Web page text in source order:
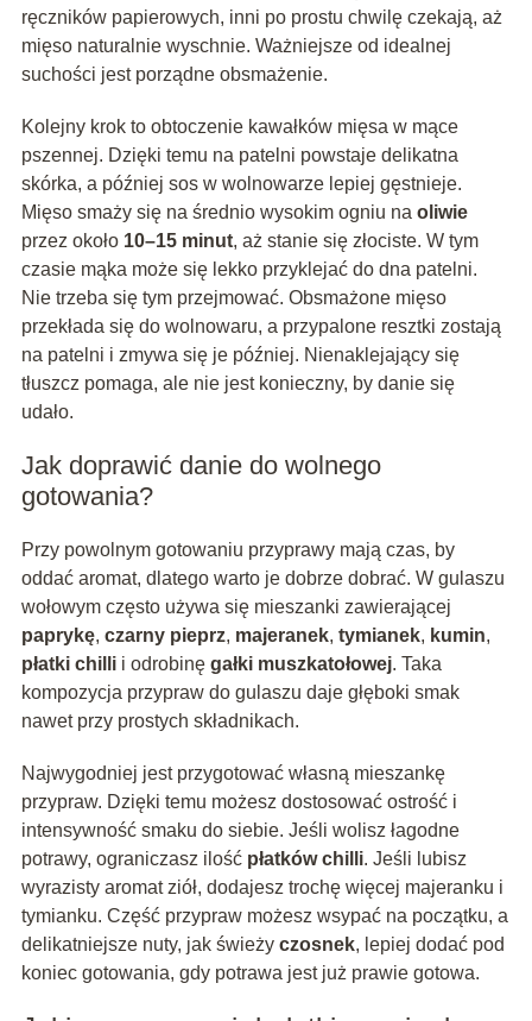
ręczników papierowych, inni po prostu chwilę czekają, aż
mięso naturalnie wyschnie. Ważniejsze od idealnej
suchości jest porządne obsmażenie.
Kolejny krok to obtoczenie kawałków mięsa w mące
pszennej. Dzięki temu na patelni powstaje delikatna
skórka, a później sos w wolnowarze lepiej gęstnieje.
Mięso smaży się na średnio wysokim ogniu na oliwie
przez około 10–15 minut, aż stanie się złociste. W tym
czasie mąka może się lekko przyklejać do dna patelni.
Nie trzeba się tym przejmować. Obsmażone mięso
przekłada się do wolnowaru, a przypalone resztki zostają
na patelni i zmywa się je później. Nienaklejający się
tłuszcz pomaga, ale nie jest konieczny, by danie się
udało.
Jak doprawić danie do wolnego
gotowania?
Przy powolnym gotowaniu przyprawy mają czas, by
oddać aromat, dlatego warto je dobrze dobrać. W gulaszu
wołowym często używa się mieszanki zawierającej
paprykę, czarny pieprz, majeranek, tymianek, kumin,
płatki chillii odrobinę gałki muszkatołowej. Taka
kompozycja przypraw do gulaszu daje głęboki smak
nawet przy prostych składnikach.
Najwygodniej jest przygotować własną mieszankę
przypraw. Dzięki temu możesz dostosować ostrość i
intensywność smaku do siebie. Jeśli wolisz łagodne
potrawy, ograniczasz ilość płatków chilli. Jeśli lubisz
wyrazisty aromat ziół, dodajesz trochę więcej majeranku i
tymianku. Część przypraw możesz wsypać na początku, a
delikatniejsze nuty, jak świeży czosnek, lepiej dodać pod
koniec gotowania, gdy potrawa jest już prawie gotowa.